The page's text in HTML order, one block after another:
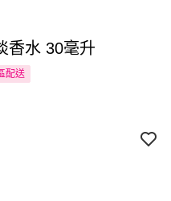
香水 30毫升
配送